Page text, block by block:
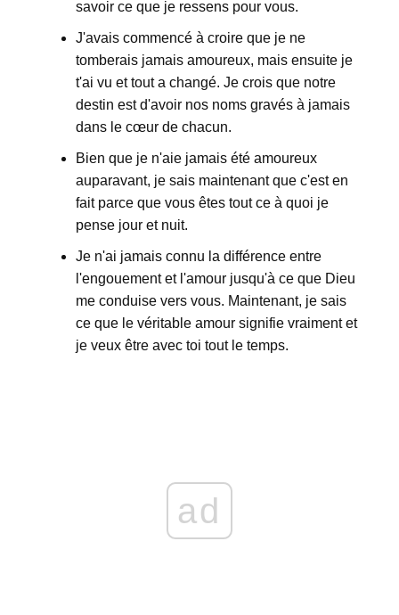
savoir ce que je ressens pour vous.
J'avais commencé à croire que je ne
tomberais jamais amoureux, mais ensuite je
t'ai vu et tout a changé. Je crois que notre
destin est d'avoir nos noms gravés à jamais
dans le cœur de chacun.
Bien que je n'aie jamais été amoureux
auparavant, je sais maintenant que c'est en
fait parce que vous êtes tout ce à quoi je
pense jour et nuit.
Je n'ai jamais connu la différence entre
l'engouement et l'amour jusqu'à ce que Dieu
me conduise vers vous. Maintenant, je sais
ce que le véritable amour signifie vraiment et
je veux être avec toi tout le temps.
ad